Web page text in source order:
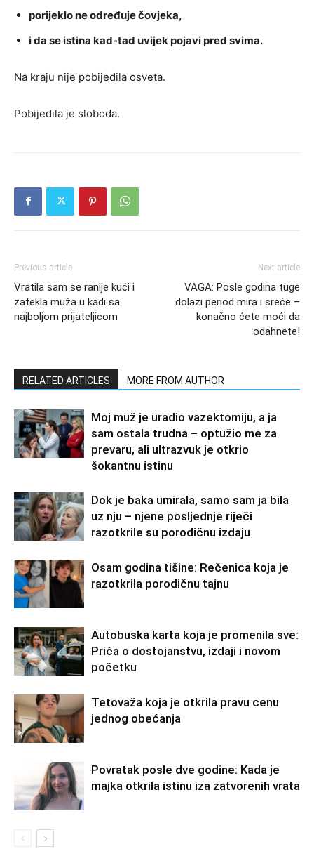
porijeklo ne određuje čovjeka,
i da se istina kad-tad uvijek pojavi pred svima.
Na kraju nije pobijedila osveta.
Pobijedila je sloboda.
Previous article
Vratila sam se ranije kući i
zatekla muža u kadi sa
najboljom prijateljicom
Next article
VAGA: Posle godina tuge
dolazi period mira i sreće –
konačno ćete moći da
odahnete!
RELATED ARTICLES MORE FROM AUTHOR
Moj muž je uradio vazektomiju, a ja
sam ostala trudna – optužio me za
prevaru, ali ultrazvuk je otkrio
šokantnu istinu
Dok je baka umirala, samo sam ja bila
uz nju – njene posljednje riječi
razotkrile su porodičnu izdaju
Osam godina tišine: Rečenica koja je
razotkrila porodičnu tajnu
Autobuska karta koja je promenila sve:
Priča o dostojanstvu, izdaji i novom
početku
Tetovaža koja je otkrila pravu cenu
jednog obećanja
Povratak posle dve godine: Kada je
majka otkrila istinu iza zatvorenih vrata